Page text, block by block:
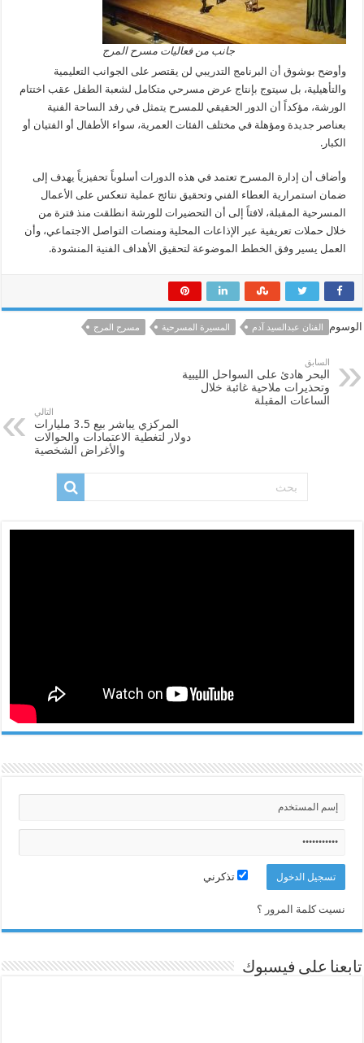
جانب من فعاليات مسرح المرج
وأوضح بوشوق أن البرنامج التدريبي لن يقتصر على الجوانب التعليمية
والتأهيلية، بل سيتوج بإنتاج عرض مسرحي متكامل لشعبة الطفل عقب اختتام
الورشة، مؤكداً أن الدور الحقيقي للمسرح يتمثل في رفد الساحة الفنية
بعناصر جديدة ومؤهلة في مختلف الفئات العمرية، سواء الأطفال أو الفتيان أو
الكبار.
وأضاف أن إدارة المسرح تعتمد في هذه الدورات أسلوباً تحفيزياً يهدف إلى
ضمان استمرارية العطاء الفني وتحقيق نتائج عملية تنعكس على الأعمال
المسرحية المقبلة، لافتاً إلى أن التحضيرات للورشة انطلقت منذ فترة من
خلال حملات تعريفية عبر الإذاعات المحلية ومنصات التواصل الاجتماعي، وأن
العمل يسير وفق الخطط الموضوعة لتحقيق الأهداف الفنية المنشودة.
الوسوم الفنان عبدالسيد آدم المسيرة المسرحية مسرح المرج
السابق
البحر هادئ على السواحل الليبية
وتحذيرات ملاحية غائبة خلال
الساعات المقبلة
التالي
المركزي يباشر بيع 3.5 مليارات
دولار لتغطية الاعتمادات والحوالات
والأغراض الشخصية
تذكرني
نسيت كلمة المرور ؟
تابعنا على فيسبوك